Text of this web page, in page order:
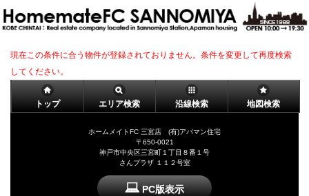
現在この条件に合う物件が登録されておりません。条件を変更して再度検索
してください。
トップ エリア検索 沿線検索 地図検索
ホームメイトFC 三宮店 (有)アパマン住宅
〒650-0021
神戸市中央区三宮町１丁目８番１号
さんプラザ １１２号室
PC版表示